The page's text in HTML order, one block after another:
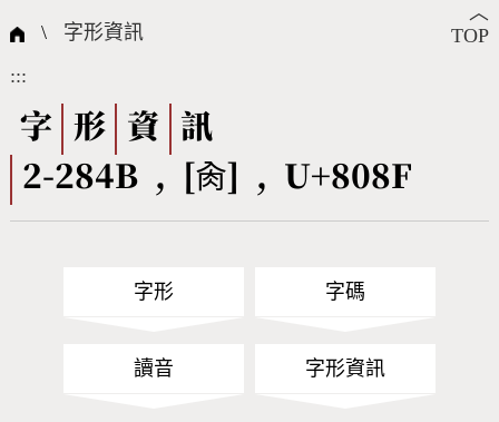
國際字碼相關組織
筆畫查詢
筆順序查詢
CNS查詢 Unicode查詢
全字庫授權 轉碼Web Service
個人電腦造字處理工具
字形下載
問題集
熱門查詢統計
︿
TOP
\ 字形資訊
:::
字 形 資
訊
2-284B , [肏] , U+808F
字形 字碼
讀音 字形資訊